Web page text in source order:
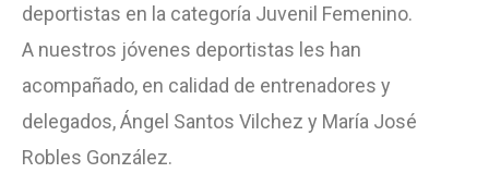
deportistas en la categoría Juvenil Femenino.
A nuestros jóvenes deportistas les han
acompañado, en calidad de entrenadores y
delegados, Ángel Santos Vilchez y María José
Robles González.